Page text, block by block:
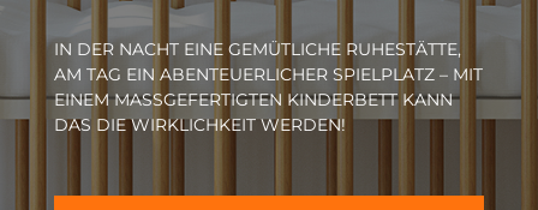
IN DER NACHT EINE GEMÜTLICHE RUHESTÄTTE,
AM TAG EIN ABENTEUERLICHER SPIELPLATZ – MIT
EINEM MASSGEFERTIGTEN KINDERBETT KANN D
AS DIE WIRKLICHKEIT WERDEN!